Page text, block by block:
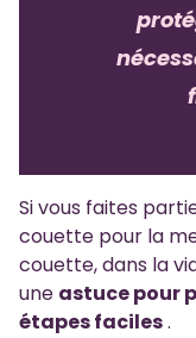
Si vous faites
couette pour la
couette, dans la
une astuce pour
étapes faciles.